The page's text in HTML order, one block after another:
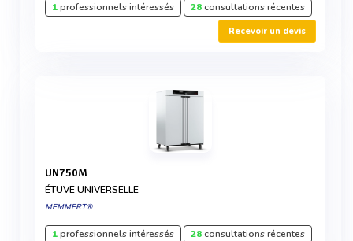
1professionnels intéressés 28consultations récentes
Recevoir un devis
UN750M
ÉTUVE UNIVERSELLE
MEMMERT®
1professionnels intéressés 28consultations récentes